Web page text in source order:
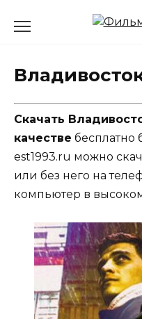
Скачать
качестве бесплатно
est1993.ru можно
или без него на
компьютер в